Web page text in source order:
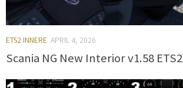
ETS2 INNERE APRIL 4, 2026
Scania NG New Interior v1.58 ETS2